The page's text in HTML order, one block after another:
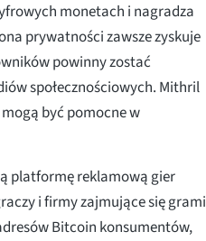
monetach i nagradza
prywatności zawsze zyskuje
powinny zostać
społecznościowych. Mithril
być pomocne w
platformę reklamową gier
i firmy zajmujące się grami
Bitcoin konsumentów,